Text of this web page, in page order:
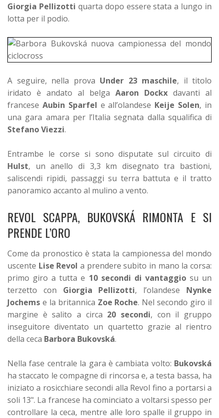
Giorgia Pellizotti quarta dopo essere stata a lungo in
lotta per il podio.
A seguire, nella prova Under 23 maschile, il titolo
iridato è andato al belga Aaron Dockx davanti al
francese Aubin Sparfel e all’olandese Keije Solen, in
una gara amara per l’Italia segnata dalla squalifica di
Stefano Viezzi.
Entrambe le corse si sono disputate sul circuito di
Hulst, un anello di 3,3 km disegnato tra bastioni,
saliscendi ripidi, passaggi su terra battuta e il tratto
panoramico accanto al mulino a vento.
REVOL SCAPPA, BUKOVSKÁ RIMONTA E SI
PRENDE L’ORO
Come da pronostico è stata la campionessa del mondo
uscente Lise Revol a prendere subito in mano la corsa:
primo giro a tutta e 10 secondi di vantaggiosu un
terzetto con Giorgia Pellizotti, l’olandese Nynke
Jochems e la britannica Zoe Roche. Nel secondo giro il
margine è salito a circa 20 secondi, con il gruppo
inseguitore diventato un quartetto grazie al rientro
della ceca Barbora Bukovská.
Nella fase centrale la gara è cambiata volto: Bukovská
ha staccato le compagne di rincorsa e, a testa bassa, ha
iniziato a rosicchiare secondi alla Revol fino a portarsi a
soli 13". La francese ha cominciato a voltarsi spesso per
controllare la ceca, mentre alle loro spalle il gruppo in